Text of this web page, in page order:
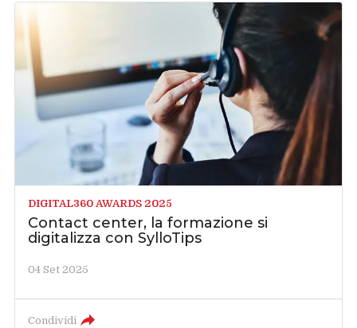
DIGITAL360 AWARDS 2025
Contact center, la formazione si
digitalizza con SylloTips
04 Set 2025
Condividi